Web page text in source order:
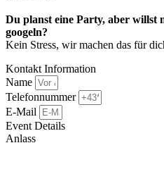
Du planst eine Party, aber willst
googeln?
Kein Stress, wir machen das für
Kontakt Information
Name
Telefonnummer
E-Mail
Event Details
Anlass